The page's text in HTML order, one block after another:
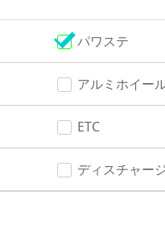
パワステ
アルミホイー
ETC
ディスチャー